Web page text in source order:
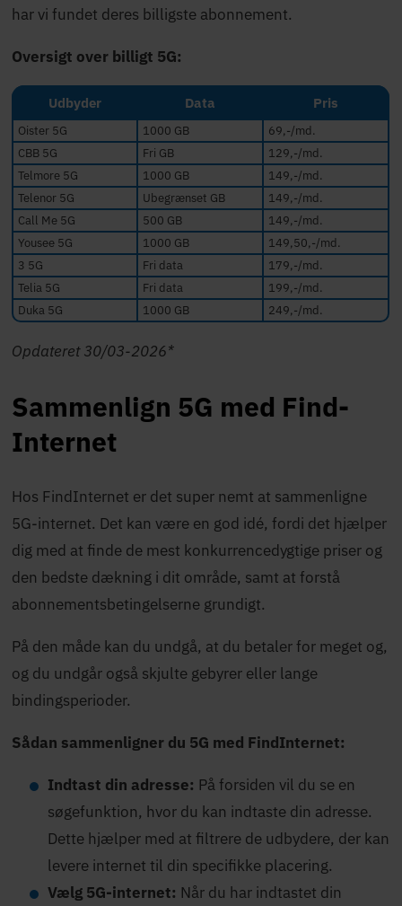
har vi fundet deres billigste abonnement.
Oversigt over billigt 5G:
Udbyder Data Pris
Oister 5G 1000 GB
69,-/md.
CBB 5G
Fri GB
129,-/md.
Telmore 5G
1000 GB
149,-/md.
Telenor 5G
Ubegrænset GB
149,-/md.
Call Me 5G
500 GB
149,-/md.
Yousee 5G
1000 GB
149,50,-/md.
3 5G
Fri data
179,-/md.
Telia 5G
Fri data
199,-/md.
Duka 5G
1000 GB 249,-/md.
Opdateret 30/03-2026*
Sammenlign 5G med Find-
Internet
Hos FindInternet er det super nemt at sammenligne
5G-internet. Det kan være en god idé, fordi det hjælper
dig med at finde de mest konkurrencedygtige priser og
den bedste dækning i dit område, samt at forstå
abonnementsbetingelserne grundigt.
På den måde kan du undgå, at du betaler for meget og,
og du undgår også skjulte gebyrer eller lange
bindingsperioder.
Sådan sammenligner du 5G med FindInternet:
Indtast din adresse: På forsiden vil du se en
søgefunktion, hvor du kan indtaste din adresse.
Dette hjælper med at filtrere de udbydere, der kan
levere internet til din specifikke placering.
Vælg 5G-internet: Når du har indtastet din